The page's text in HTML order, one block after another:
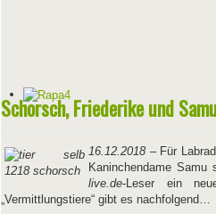
Schorsch, Friederike und
16.12.2018– Für
Kaninchendame
live.de-Leser ein
„Vermittlungstiere“ gibt es nachfolgend…